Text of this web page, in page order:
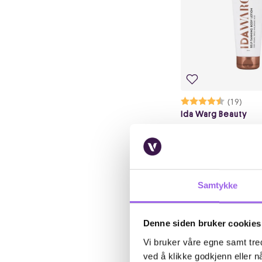
Samtykke
Denne siden bruker cookies
Vi bruker våre egne samt
ved å klikke godkjenn eller
Karakter:
(19)
4.3 av 5
Ida Warg Beauty
På lager i 110
149,25149.25 i
199,-